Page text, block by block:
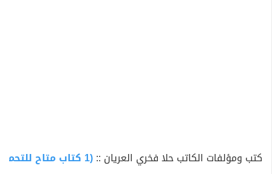
كتب ومؤلفات الكاتب حلا فخري العريان ::(1 كتاب متاح للتحميل)